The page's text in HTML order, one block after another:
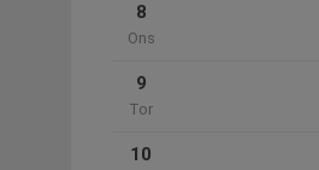
8
Ons
9
Tor
10